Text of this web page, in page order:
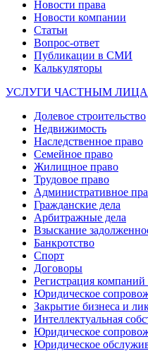
Новости права
Новости компании
Статьи
Вопрос-ответ
Публикации в СМИ
Калькуляторы
УСЛУГИ ЧАСТНЫМ
Долевое строительство
Недвижимость
Наследственное право
Семейное право
Жилищное право
Трудовое право
Административное
Гражданские дела
Арбитражные дела
Взыскание
Банкротство
Спорт
Договоры
Регистрация
Юридическое
Закрытие бизнеса и
Интеллектуальная
Юридическое
Юридическое